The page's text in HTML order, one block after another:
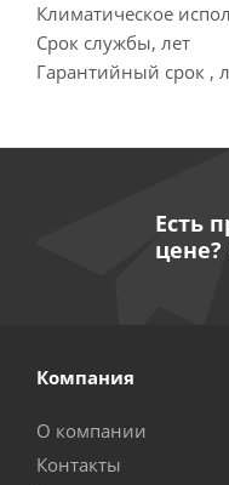
Климатическое
Срок службы, лет
Гарантийный срок ,
Есть
Компания
О компании
Контакты